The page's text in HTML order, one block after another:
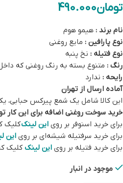
تومان490.000
نام برند : هیمو هوم
نوع پارافین : مایع روغنی
نوع فتیله : نخ پنبه
رنگ : متنوع بسته به رنگ روغنی که
رایحه : ندارد
آماده ارسال از تهران
این کالا شامل یک شمع پیرکس حبابی، یک فتیله
خرید سوخت روغنی اضافه برای این کار
برای خرید اسنوفر بر روی این لینککلیک
برای خرید سرفتیله شیشه‌ای بر روی این
برای خرید فتیله بر روی این لینک کلیک
موجود در انبار